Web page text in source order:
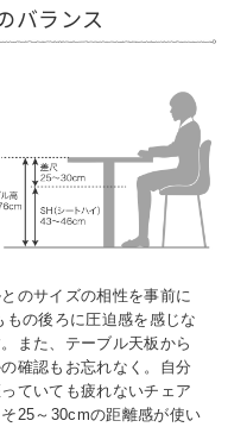
バランス
のサイズの相性を事前に
の後ろに圧迫感を感じな
また、テーブル天板から
確認もお忘れなく。自分
ていても疲れないチェア
25～30cmの距離感が使い